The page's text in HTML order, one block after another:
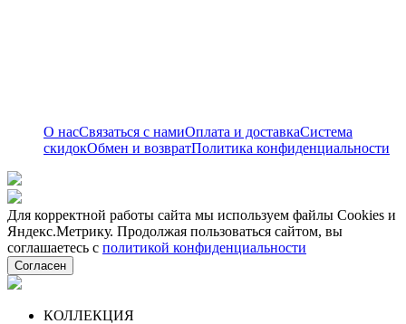
О насСвязаться с намиОплата и доставкаСистема
скидокОбмен и возвратПолитика конфиденциальности
Для корректной работы сайта мы используем файлы Cookies и
Яндекс.Метрику. Продолжая пользоваться сайтом, вы
соглашаетесь с политикой конфиденциальности
Согласен
КОЛЛЕКЦИЯ